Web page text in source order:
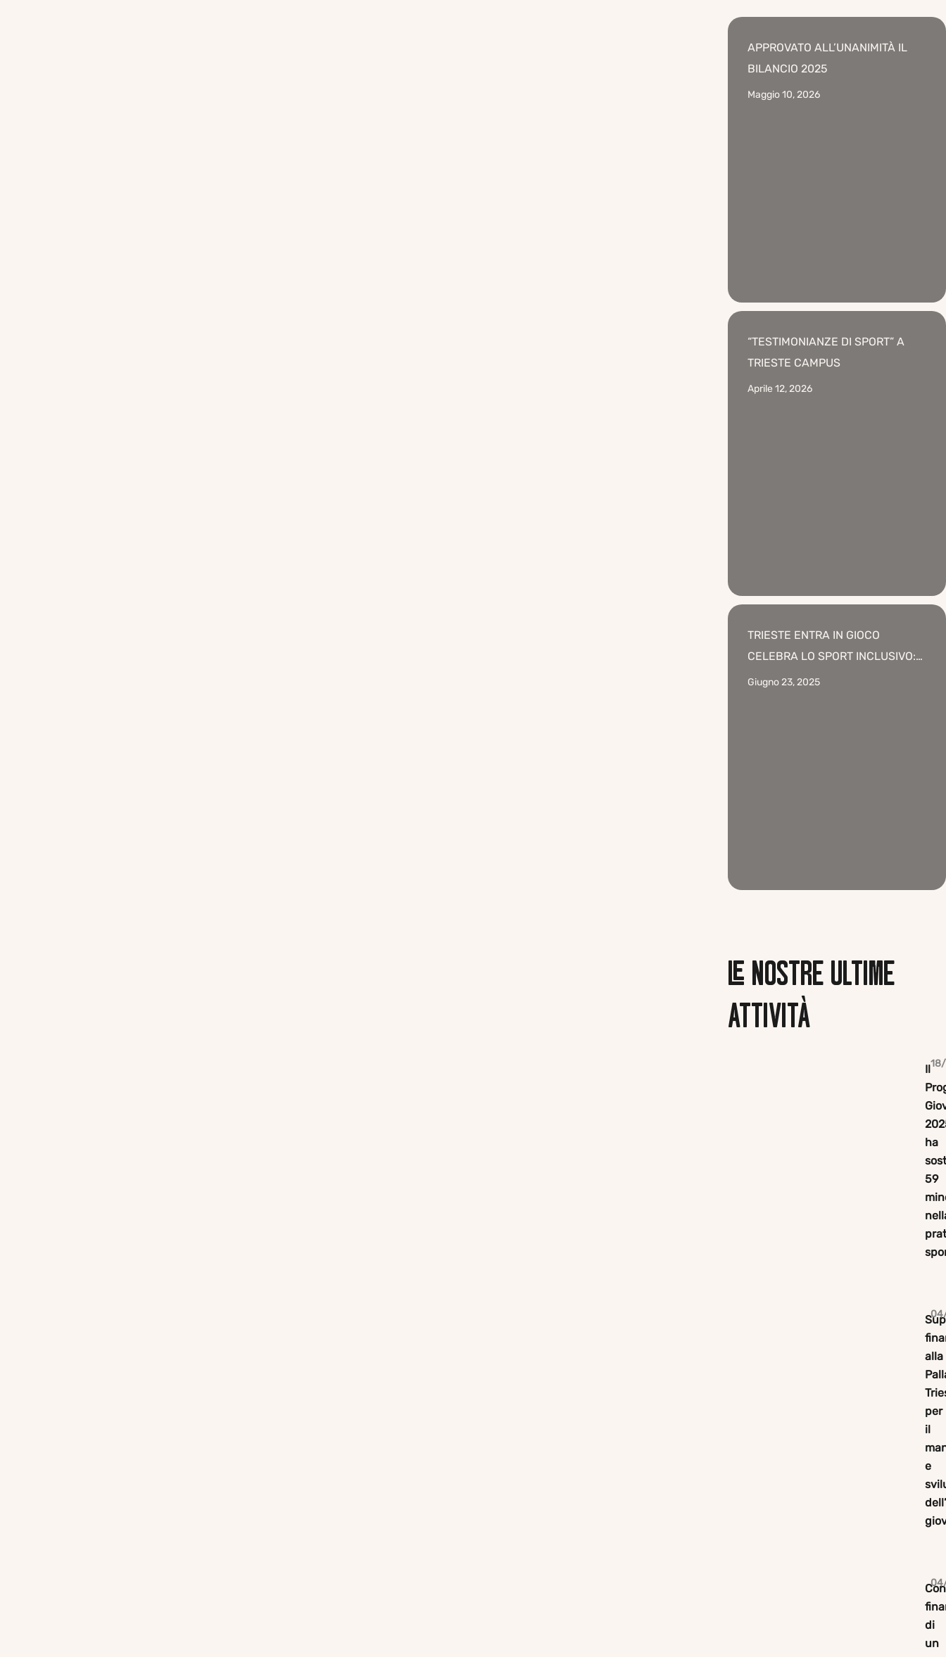
APPROVATO ALL’UNANIMITÀ IL
BILANCIO 2025
Maggio 10, 2026
“TESTIMONIANZE DI SPORT” A
TRIESTE CAMPUS
Aprile 12, 2026
TRIESTE ENTRA IN GIOCO
CELEBRA LO SPORT INCLUSIVO:
UNA SERATA “A TUTTO BASKIN”
Giugno 23, 2025
LE NOSTRE ULTIME
ATTIVITÀ
Il
ha
59
alla
per
il
e
di
un